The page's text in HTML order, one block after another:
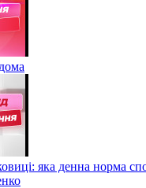
яка денна норма